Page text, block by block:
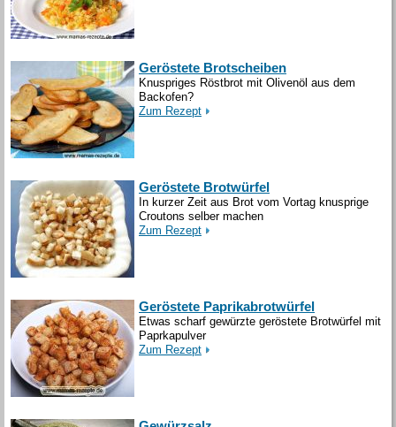
Geröstete Brotscheiben
Knuspriges Röstbrot mit Olivenöl aus dem
Backofen?
Zum Rezept
Geröstete Brotwürfel
In kurzer Zeit aus Brot vom Vortag knusprige
Croutons selber machen
Zum Rezept
Geröstete Paprikabrotwürfel
Etwas scharf gewürzte geröstete Brotwürfel mit
Paprkapulver
Zum Rezept